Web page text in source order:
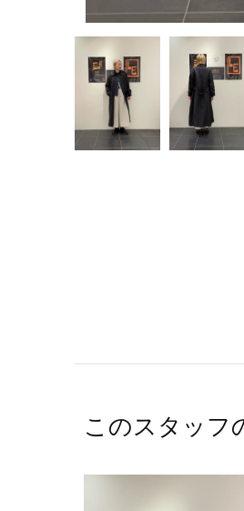
このスタッフ